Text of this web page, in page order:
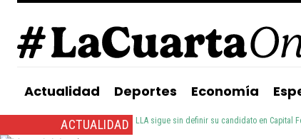
Actualidad Deportes Economía
Inicio Actualidad LLA sigue sin definir su candidato en Capital
ACTUALIDAD